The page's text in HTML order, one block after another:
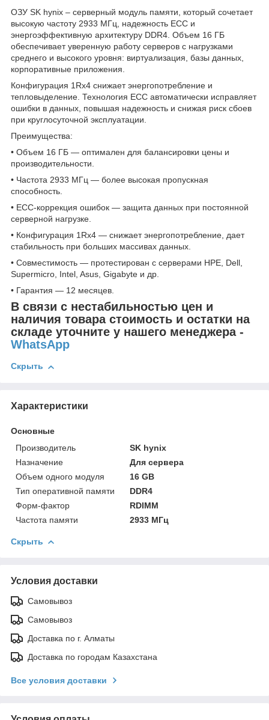
ОЗУ SK hynix – серверный модуль памяти, который сочетает
высокую частоту 2933 МГц, надежность ECC и
энергоэффективную архитектуру DDR4. Объем 16 ГБ
обеспечивает уверенную работу серверов с нагрузками
среднего и высокого уровня: виртуализация, базы данных,
корпоративные приложения.
Конфигурация 1Rx4 снижает энергопотребление и
тепловыделение. Технология ECC автоматически исправляет
ошибки в данных, повышая надежность и снижая риск сбоев
при круглосуточной эксплуатации.
Преимущества:
• Объем 16 ГБ — оптимален для балансировки цены и
производительности.
• Частота 2933 МГц — более высокая пропускная
способность.
• ECC-коррекция ошибок — защита данных при постоянной
серверной нагрузке.
• Конфигурация 1Rx4 — снижает энергопотребление, дает
стабильность при больших массивах данных.
• Совместимость — протестирован с серверами HPE, Dell,
Supermicro, Intel, Asus, Gigabyte и др.
• Гарантия — 12 месяцев.
В связи с нестабильностью цен и
наличия товара стоимость и остатки на
складе уточните у нашего менеджера -
WhatsApp
Скрыть
Характеристики
Основные
Производитель
SK hynix
Назначение
Для сервера
Объем одного модуля
16 GB
Тип оперативной памяти
DDR4
Форм-фактор
RDIMM
Частота памяти
2933 МГц
Скрыть
Условия доставки
Самовывоз
Самовывоз
Доставка по г. Алматы
Доставка по городам Казахстана
Все условия доставки